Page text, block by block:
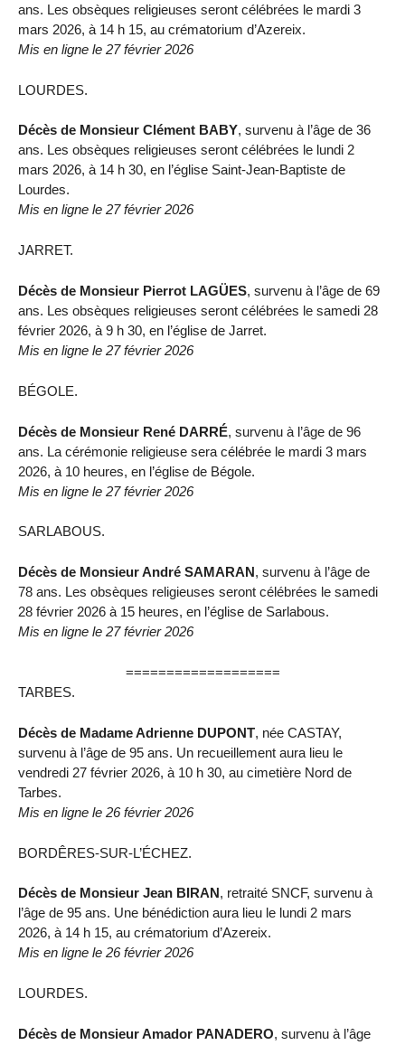
ans. Les obsèques religieuses seront célébrées le mardi 3
mars 2026, à 14 h 15, au crématorium d’Azereix.
Mis en ligne le 27 février 2026
LOURDES.
Décès de Monsieur Clément BABY, survenu à l’âge de 36
ans. Les obsèques religieuses seront célébrées le lundi 2
mars 2026, à 14 h 30, en l’église Saint-Jean-Baptiste de
Lourdes.
Mis en ligne le 27 février 2026
JARRET.
Décès de Monsieur Pierrot LAGÜES, survenu à l’âge de 69
ans. Les obsèques religieuses seront célébrées le samedi 28
février 2026, à 9 h 30, en l’église de Jarret.
Mis en ligne le 27 février 2026
BÉGOLE.
Décès de Monsieur René DARRÉ, survenu à l’âge de 96
ans. La cérémonie religieuse sera célébrée le mardi 3 mars
2026, à 10 heures, en l’église de Bégole.
Mis en ligne le 27 février 2026
SARLABOUS.
Décès de Monsieur André SAMARAN, survenu à l’âge de
78 ans. Les obsèques religieuses seront célébrées le samedi
28 février 2026 à 15 heures, en l’église de Sarlabous.
Mis en ligne le 27 février 2026
===================
TARBES.
Décès de Madame Adrienne DUPONT, née CASTAY,
survenu à l’âge de 95 ans. Un recueillement aura lieu le
vendredi 27 février 2026, à 10 h 30, au cimetière Nord de
Tarbes.
Mis en ligne le 26 février 2026
BORDÊRES-SUR-L’ÉCHEZ.
Décès de Monsieur Jean BIRAN, retraité SNCF, survenu à
l’âge de 95 ans. Une bénédiction aura lieu le lundi 2 mars
2026, à 14 h 15, au crématorium d’Azereix.
Mis en ligne le 26 février 2026
LOURDES.
Décès de Monsieur Amador PANADERO, survenu à l’âge